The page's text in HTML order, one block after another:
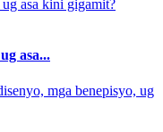
asa...